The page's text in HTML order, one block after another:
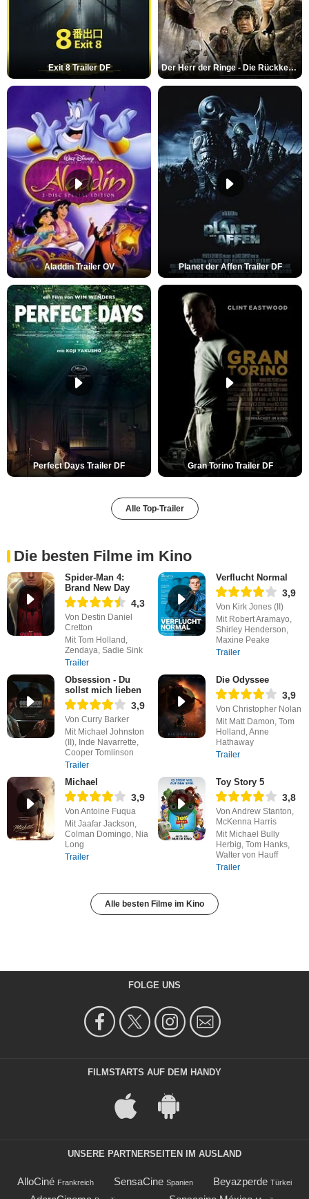
Exit 8 Trailer DF Der Herr der Ringe - Die Rückkehr des Königs Trailer OV
Aladdin Trailer OV Planet der Affen Trailer DF
Perfect Days Trailer DF Gran Torino Trailer DF
Alle Top-Trailer
Die besten Filme im Kino
Spider-Man 4:
Brand New Day
4,3
Von Destin Daniel
Cretton
Mit Tom Holland,
Zendaya, Sadie Sink
Trailer
Verflucht Normal
3,9
Von Kirk Jones (II)
Mit Robert Aramayo,
Shirley Henderson,
Maxine Peake
Trailer
Obsession - Du
sollst mich lieben
3,9
Von Curry Barker
Mit Michael Johnston
(II), Inde Navarrette,
Cooper Tomlinson
Trailer
Die Odyssee
3,9
Von Christopher Nolan
Mit Matt Damon, Tom
Holland, Anne
Hathaway
Trailer
Michael
3,9
Von Antoine Fuqua
Mit Jaafar Jackson,
Colman Domingo, Nia
Long
Trailer
Toy Story 5
3,8
Von Andrew Stanton,
McKenna Harris
Mit Michael Bully
Herbig, Tom Hanks,
Walter von Hauff
Trailer
Alle besten Filme im Kino
FOLGE UNS
FILMSTARTS AUF DEM HANDY
UNSERE PARTNERSEITEN IM AUSLAND
AlloCiné Frankreich SensaCine Spanien Beyazperde Türkei